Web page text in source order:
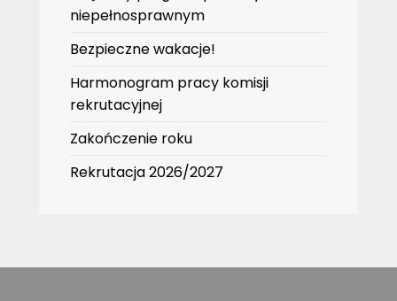
niepełnosprawnym
Bezpieczne wakacje!
Harmonogram pracy komisji
rekrutacyjnej
Zakończenie roku
Rekrutacja 2026/2027